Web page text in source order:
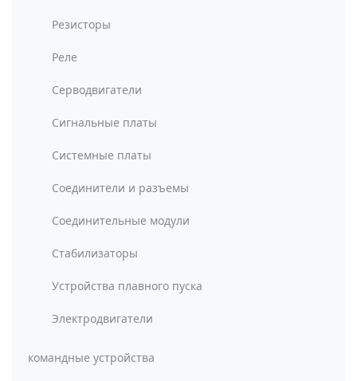
Резисторы
Реле
Серводвигатели
Сигнальные платы
Системные платы
Соединители и разъемы
Соединительные модули
Стабилизаторы
Устройства плавного пуска
Электродвигатели
командные устройства